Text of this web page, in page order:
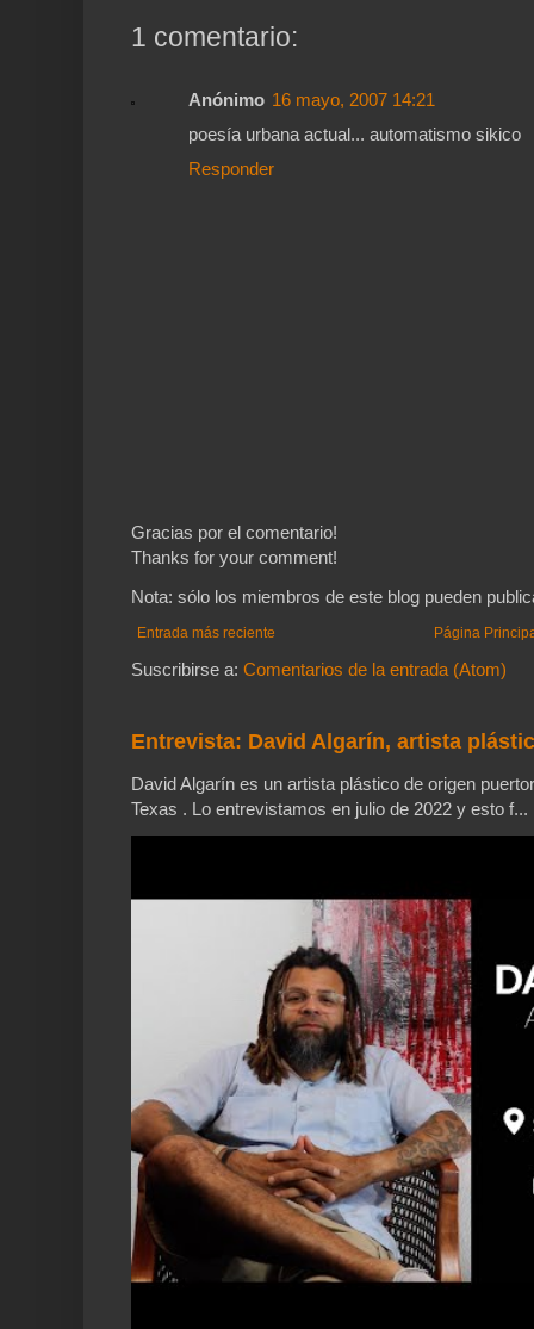
1 comentario:
Anónimo 16 mayo, 2007 14:21
poesía urbana actual... automatismo sikico
Responder
Gracias por el comentario!
Thanks for your comment!
Nota: sólo los miembros de este blog pueden
Entrada más reciente Página
Suscribirse a: Comentarios de la entrada (Atom)
Entrevista: David Algarín, artista
David Algarín es un artista plástico de origen
Texas . Lo entrevistamos en julio de 2022 y esto f...